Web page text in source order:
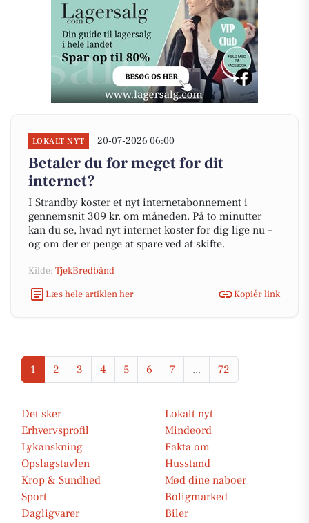
LOKALT NYT 20-07-2026 06:00
Betaler du for meget for dit
internet?
I Strandby koster et nyt internetabonnement i
gennemsnit 309 kr. om måneden. På to minutter
kan du se, hvad nyt internet koster for dig lige nu –
og om der er penge at spare ved at skifte.
Kilde: TjekBredbånd
Læs hele artiklen her
Kopiér link
1 2 3 4 5 6 7 ... 72
Det sker
Lokalt nyt
Erhvervsprofil
Mindeord
Lykønskning
Fakta om
Opslagstavlen
Husstand
Krop & Sundhed
Mød dine naboer
Sport
Boligmarked
Dagligvarer
Biler